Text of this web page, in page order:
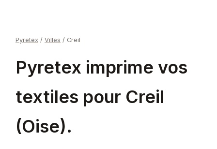
Pyretex / Villes / Creil
Pyretex imprime vos
textiles pour Creil
(Oise).